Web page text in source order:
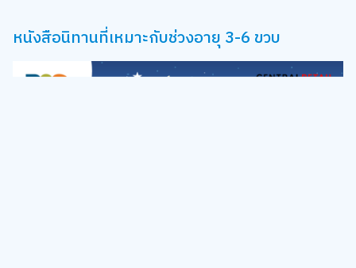
หนังสือนิทานที่เหมาะกับช่วงอายุ 3-6 ขวบ